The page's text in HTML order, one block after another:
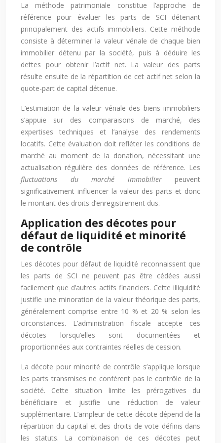
La méthode patrimoniale constitue l’approche de
référence pour évaluer les parts de SCI détenant
principalement des actifs immobiliers. Cette méthode
consiste à déterminer la valeur vénale de chaque bien
immobilier détenu par la société, puis à déduire les
dettes pour obtenir l’actif net. La valeur des parts
résulte ensuite de la répartition de cet actif net selon la
quote-part de capital détenue.
L’estimation de la valeur vénale des biens immobiliers
s’appuie sur des comparaisons de marché, des
expertises techniques et l’analyse des rendements
locatifs. Cette évaluation doit refléter les conditions de
marché au moment de la donation, nécessitant une
actualisation régulière des données de référence. Les
fluctuations du marché immobilier peuvent
significativement influencer la valeur des parts et donc
le montant des droits d’enregistrement dus.
Application des décotes pour
défaut de liquidité et minorité
de contrôle
Les décotes pour défaut de liquidité reconnaissent que
les parts de SCI ne peuvent pas être cédées aussi
facilement que d’autres actifs financiers. Cette illiquidité
justifie une minoration de la valeur théorique des parts,
généralement comprise entre 10 % et 20 % selon les
circonstances. L’administration fiscale accepte ces
décotes lorsqu’elles sont documentées et
proportionnées aux contraintes réelles de cession.
La décote pour minorité de contrôle s’applique lorsque
les parts transmises ne confèrent pas le contrôle de la
société. Cette situation limite les prérogatives du
bénéficiaire et justifie une réduction de valeur
supplémentaire. L’ampleur de cette décote dépend de la
répartition du capital et des droits de vote définis dans
les statuts. La combinaison de ces décotes peut